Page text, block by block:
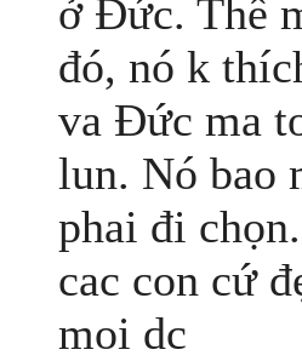
ở Đức. Thế
đó, nó k
va Đức ma
lun. Nó bao
phai đi
cac con cứ
moi dc